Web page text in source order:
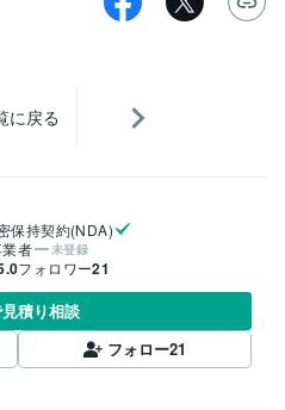
に戻る
保持契約(NDA)
者
未登録
フォロワー21
積り相談
フォロー21